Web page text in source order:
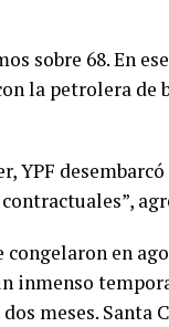
sobre 68. En
la petrolera de
YPF
en
inmenso
meses. Santa